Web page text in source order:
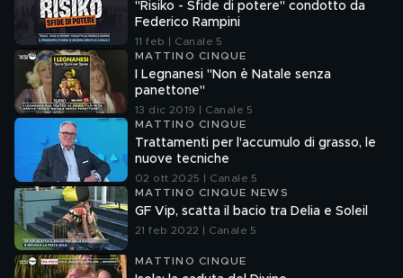
"Risiko - Sfide di potere" condotto da
Federico Rampini
11 feb | Canale 5
MATTINO CINQUE
I Legnanesi "Non è Natale senza
panettone"
13 dic 2019 | Canale 5
MATTINO CINQUE
Trattamenti per l'accumulo di grasso, le
nuove tecniche
02 ott 2025 | Canale 5
MATTINO CINQUE NEWS
GF Vip, scatta il bacio tra Delia e Soleil
21 feb 2022 | Canale 5
MATTINO CINQUE